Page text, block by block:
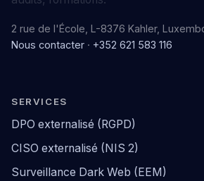
2 rue de l'École, L-8376 Kahler,
Nous contacter · +352 621 583 116
SERVICES
DPO externalisé (RGPD)
CISO externalisé (NIS 2)
Surveillance Dark Web (EEM)